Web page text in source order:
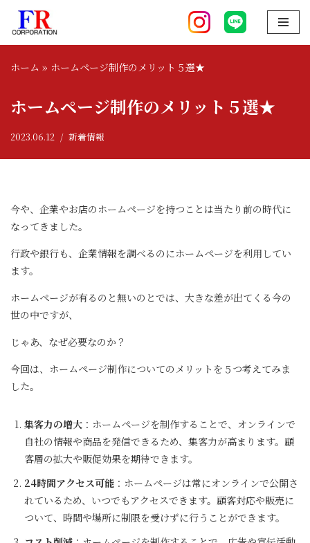
コ
テ
ツ
ス
キ
ホーム » ホームページ制作のメリット５選★
ホームページ制作のメリット５選★
2023.06.12 新着情報
今や、企業やお店のホームページを持つことは当たり前の時代に
なってきました。
行政や銀行も、企業情報を調べるのにホームページを利用してい
ます。
ホームページが有るのと無いのとでは、大きな差が出てくる今の
世の中ですが、
じゃあ、なぜ必要なのか？
今回は、ホームページ制作についてのメリットを５つ考えてみま
した。
集客力の増大 ：ホームページを制作することで、オンラインで
自社の情報や商品を発信できるため、集客力が高まります。顧
客層の拡大や販促効果を期待できます。
24時間アクセス可能 ：ホームページは常にオンラインで公開さ
れているため、いつでもアクセスできます。顧客対応や販売に
ついて、時間や場所に制限を受けずに行うことができます。